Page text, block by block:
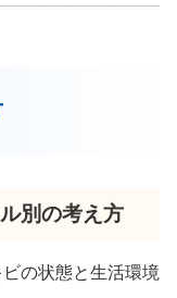
別の考え方
の状態と生活環境